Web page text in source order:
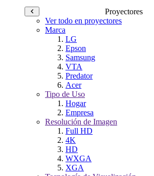
Proyectores
Ver todo en proyectores
Marca
LG
Epson
Samsung
VTA
Predator
Acer
Tipo de Uso
Hogar
Empresa
Resolución de Imagen
Full HD
4K
HD
WXGA
XGA